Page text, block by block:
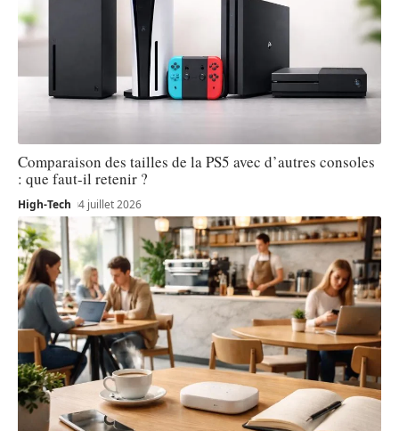
Comparaison des tailles de la PS5 avec d’autres consoles
: que faut-il retenir ?
High-Tech 4 juillet 2026